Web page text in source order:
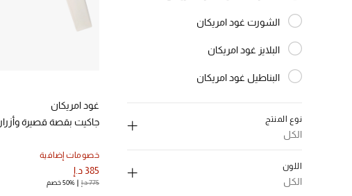
الشورت غود امريكان
البلايز غود امريكان
البناطيل غود امريكان
نوع المنتج
الكل
اللون
الكل
غود امريكان
جاكيت بقصة قصيرة وأزرار
خصومات إضافية
385 د.إ
775 د.إ 50% خصم